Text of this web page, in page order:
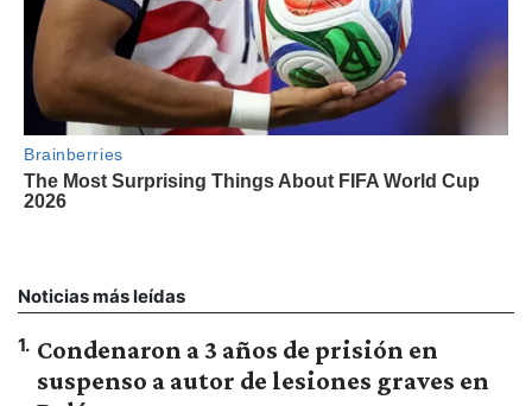
Noticias más leídas
1. Condenaron a 3 años de prisión en
suspenso a autor de lesiones graves en